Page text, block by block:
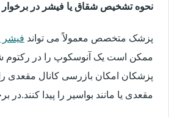
نحوه تشخیص شقاق یا فیشر در
پزشک متخصص معمولاً می تواند فیشر
ممکن است یک آنوسکوپ را در رکتوم
پزشکان امکان بازرسی کانال مقعدی
مقعدی یا مانند بواسیر را پیدا